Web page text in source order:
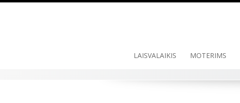
LAISVALAIKIS MOTERIMS